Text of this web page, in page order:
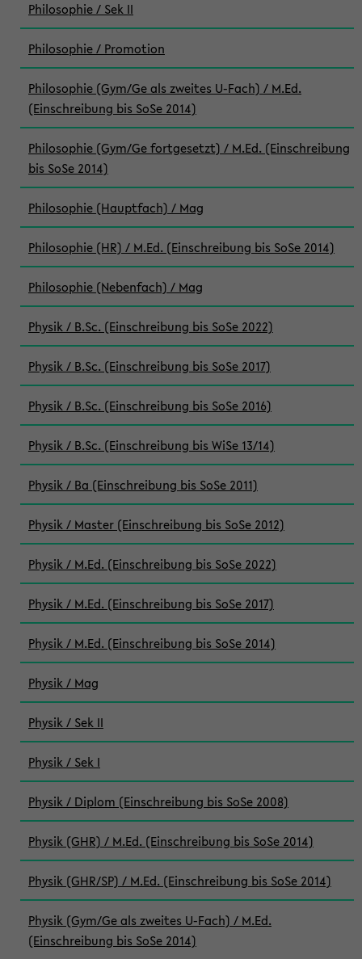
Philosophie / Sek II
Philosophie / Promotion
Philosophie (Gym/Ge als zweites U-Fach) / M.Ed.
(Einschreibung bis SoSe 2014)
Philosophie (Gym/Ge fortgesetzt) / M.Ed. (Einschreibung
bis SoSe 2014)
Philosophie (Hauptfach) / Mag
Philosophie (HR) / M.Ed. (Einschreibung bis SoSe 2014)
Philosophie (Nebenfach) / Mag
Physik / B.Sc. (Einschreibung bis SoSe 2022)
Physik / B.Sc. (Einschreibung bis SoSe 2017)
Physik / B.Sc. (Einschreibung bis SoSe 2016)
Physik / B.Sc. (Einschreibung bis WiSe 13/14)
Physik / Ba (Einschreibung bis SoSe 2011)
Physik / Master (Einschreibung bis SoSe 2012)
Physik / M.Ed. (Einschreibung bis SoSe 2022)
Physik / M.Ed. (Einschreibung bis SoSe 2017)
Physik / M.Ed. (Einschreibung bis SoSe 2014)
Physik / Mag
Physik / Sek II
Physik / Sek I
Physik / Diplom (Einschreibung bis SoSe 2008)
Physik (GHR) / M.Ed. (Einschreibung bis SoSe 2014)
Physik (GHR/SP) / M.Ed. (Einschreibung bis SoSe 2014)
Physik (Gym/Ge als zweites U-Fach) / M.Ed.
(Einschreibung bis SoSe 2014)